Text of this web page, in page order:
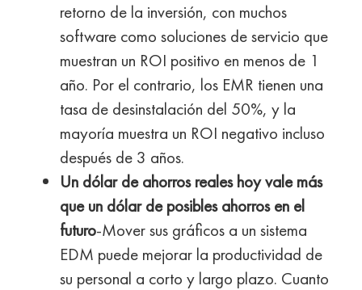
retorno de la inversión, con muchos
software como soluciones de servicio que
muestran un ROI positivo en menos de 1
año. Por el contrario, los EMR tienen una
tasa de desinstalación del 50%, y la
mayoría muestra un ROI negativo incluso
después de 3 años.
Un dólar de ahorros reales hoy vale más
que un dólar de posibles ahorros en el
futuro-Mover sus gráficos a un sistema
EDM puede mejorar la productividad de
su personal a corto y largo plazo. Cuanto